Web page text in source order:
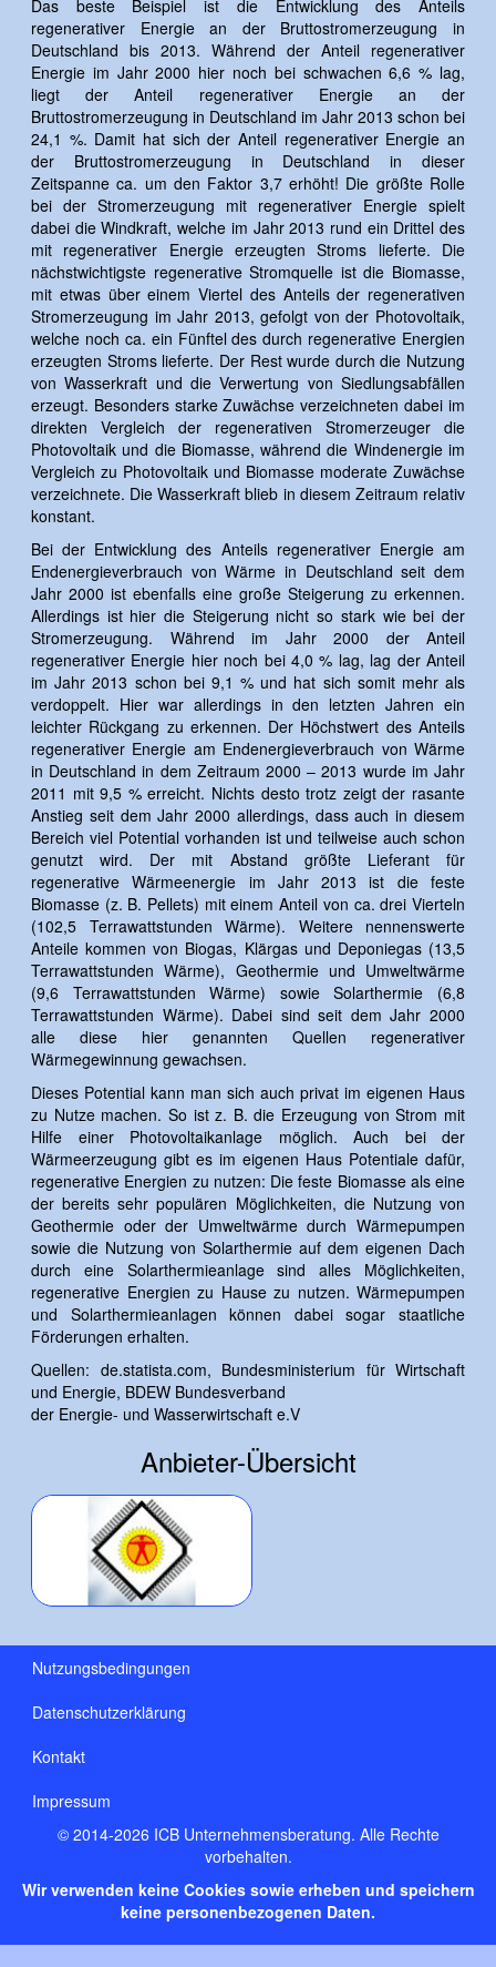
Das beste Beispiel ist die Entwicklung des Anteils
regenerativer Energie an der Bruttostromerzeugung in
Deutschland bis 2013. Während der Anteil regenerativer
Energie im Jahr 2000 hier noch bei schwachen 6,6 % lag,
liegt der Anteil regenerativer Energie an der
Bruttostromerzeugung in Deutschland im Jahr 2013 schon bei
24,1 %. Damit hat sich der Anteil regenerativer Energie an
der Bruttostromerzeugung in Deutschland in dieser
Zeitspanne ca. um den Faktor 3,7 erhöht! Die größte Rolle
bei der Stromerzeugung mit regenerativer Energie spielt
dabei die Windkraft, welche im Jahr 2013 rund ein Drittel des
mit regenerativer Energie erzeugten Stroms lieferte. Die
nächstwichtigste regenerative Stromquelle ist die Biomasse,
mit etwas über einem Viertel des Anteils der regenerativen
Stromerzeugung im Jahr 2013, gefolgt von der Photovoltaik,
welche noch ca. ein Fünftel des durch regenerative Energien
erzeugten Stroms lieferte. Der Rest wurde durch die Nutzung
von Wasserkraft und die Verwertung von Siedlungsabfällen
erzeugt. Besonders starke Zuwächse verzeichneten dabei im
direkten Vergleich der regenerativen Stromerzeuger die
Photovoltaik und die Biomasse, während die Windenergie im
Vergleich zu Photovoltaik und Biomasse moderate Zuwächse
verzeichnete. Die Wasserkraft blieb in diesem Zeitraum relativ
konstant.
Bei der Entwicklung des Anteils regenerativer Energie am
Endenergieverbrauch von Wärme in Deutschland seit dem
Jahr 2000 ist ebenfalls eine große Steigerung zu erkennen.
Allerdings ist hier die Steigerung nicht so stark wie bei der
Stromerzeugung. Während im Jahr 2000 der Anteil
regenerativer Energie hier noch bei 4,0 % lag, lag der Anteil
im Jahr 2013 schon bei 9,1 % und hat sich somit mehr als
verdoppelt. Hier war allerdings in den letzten Jahren ein
leichter Rückgang zu erkennen. Der Höchstwert des Anteils
regenerativer Energie am Endenergieverbrauch von Wärme
in Deutschland in dem Zeitraum 2000 – 2013 wurde im Jahr
2011 mit 9,5 % erreicht. Nichts desto trotz zeigt der rasante
Anstieg seit dem Jahr 2000 allerdings, dass auch in diesem
Bereich viel Potential vorhanden ist und teilweise auch schon
genutzt wird. Der mit Abstand größte Lieferant für
regenerative Wärmeenergie im Jahr 2013 ist die feste
Biomasse (z. B. Pellets) mit einem Anteil von ca. drei Vierteln
(102,5 Terrawattstunden Wärme). Weitere nennenswerte
Anteile kommen von Biogas, Klärgas und Deponiegas (13,5
Terrawattstunden Wärme), Geothermie und Umweltwärme
(9,6 Terrawattstunden Wärme) sowie Solarthermie (6,8
Terrawattstunden Wärme). Dabei sind seit dem Jahr 2000
alle diese hier genannten Quellen regenerativer
Wärmegewinnung gewachsen.
Dieses Potential kann man sich auch privat im eigenen Haus
zu Nutze machen. So ist z. B. die Erzeugung von Strom mit
Hilfe einer Photovoltaikanlage möglich. Auch bei der
Wärmeerzeugung gibt es im eigenen Haus Potentiale dafür,
regenerative Energien zu nutzen: Die feste Biomasse als eine
der bereits sehr populären Möglichkeiten, die Nutzung von
Geothermie oder der Umweltwärme durch Wärmepumpen
sowie die Nutzung von Solarthermie auf dem eigenen Dach
durch eine Solarthermieanlage sind alles Möglichkeiten,
regenerative Energien zu Hause zu nutzen. Wärmepumpen
und Solarthermieanlagen können dabei sogar staatliche
Förderungen erhalten.
Quellen: de.statista.com, Bundesministerium für Wirtschaft
und Energie, BDEW Bundesverband
der Energie- und Wasserwirtschaft e.V
Anbieter-Übersicht
Nutzungsbedingungen
Datenschutzerklärung
Kontakt
Impressum
© 2014-2026 ICB Unternehmensberatung. Alle Rechte
vorbehalten.
Wir verwenden keine Cookies sowie erheben und speichern
keine personenbezogenen Daten.